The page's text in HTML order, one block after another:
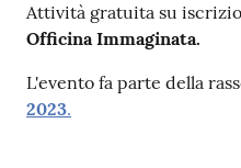
Patto
per
la
lettura
Attività gratuita su
Officina Immaginata.
L'evento fa parte della
2023.